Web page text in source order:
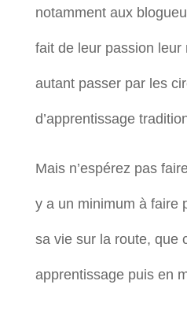
notamment aux
fait de leur passion leur
autant passer par les
d’apprentissage
Mais n’espérez pas
y a un minimum à faire
sa vie sur la route, que
apprentissage puis en